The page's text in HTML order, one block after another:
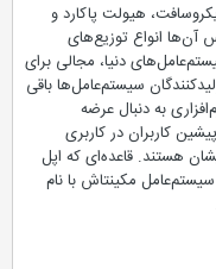
هیولت پاکارد و
انواع توزیع‌های
دنیا، مجالی برای
سیستم‌‌عامل‌ها باقی
به دنبال عرضه
کاربران در کاربری
هستند. قاعده‌ای که اپل
مکینتاش با نام